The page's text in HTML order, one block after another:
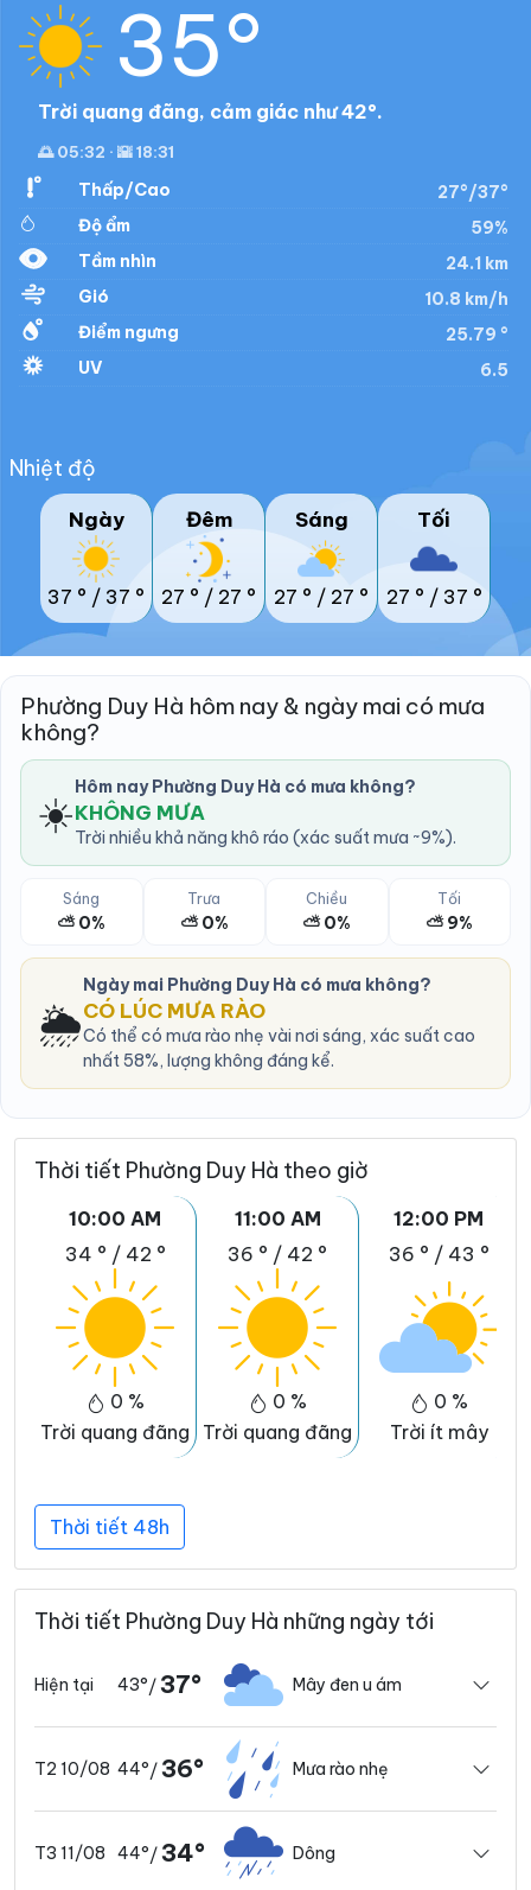
35°
Trời quang đãng, cảm giác như 42°.
🌅 05:32 · 🌇 18:31
Thấp/Cao
27°/37°
Độ ẩm
59%
Tầm nhìn
24.1 km
Gió
10.8 km/h
Điểm ngưng
25.79 °
UV
6.5
Nhiệt độ
Ngày
37 ° / 37 °
Đêm
27 ° / 27 °
Sáng
27 ° / 27 °
Tối
27 ° / 37 °
Phường Duy Hà hôm nay & ngày mai có mưa
không?
☀️ Hôm nay Phường Duy Hà có mưa không?
KHÔNG MƯA
Trời nhiều khả năng khô ráo (xác suất mưa ~9%).
Sáng
⛅ 0%
Trưa
⛅ 0%
Chiều
⛅ 0%
Tối
⛅ 9%
🌦️
Ngày mai Phường Duy Hà có mưa không?
CÓ LÚC MƯA RÀO
Có thể có mưa rào nhẹ vài nơi sáng, xác suất cao
nhất 58%, lượng không đáng kể.
Thời tiết Phường Duy Hà theo giờ
10:00 AM
34 ° / 42 °
0 %
Trời quang đãng
11:00 AM
36 ° / 42 °
0 %
Trời quang đãng
12:00 PM
36 ° / 43 °
0 %
Trời ít mây
Thời tiết 48h
Thời tiết Phường Duy Hà những ngày tới
Hiện tại 43°/ 37° Mây đen u ám
T2 10/08 44°/ 36° Mưa rào nhẹ
T3 11/08 44°/ 34° Dông